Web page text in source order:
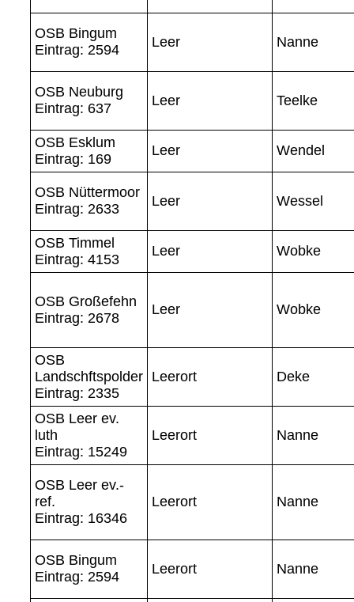
OSB Bingum
Eintrag: 2594
Leer Nanne
OSB Neuburg
Eintrag: 637
Leer Teelke
OSB Esklum
Eintrag: 169
Leer Wendel
OSB Nüttermoor
Eintrag: 2633
Leer Wessel
OSB Timmel
Eintrag: 4153
Leer Wobke
OSB Großefehn
Eintrag: 2678
Leer Wobke
OSB
Landschftspolder
Eintrag: 2335
Leerort Deke
OSB Leer ev.
luth
Eintrag: 15249
Leerort Nanne
OSB Leer ev.-
ref.
Eintrag: 16346
Leerort Nanne
OSB Bingum
Eintrag: 2594
Leerort Nanne